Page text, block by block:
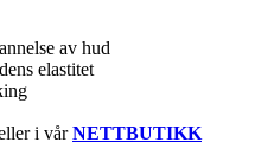
av hud
elastitet
i vårNETTBUTIKK